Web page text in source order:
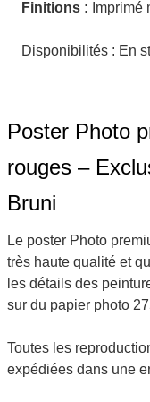
Finitions : Imprimé
Disponibilités : En
Poster Photo
rouges –
Bruni
Le poster Photo
très haute qualité et
les détails des
sur du papier photo
Toutes les
expédiées dans une